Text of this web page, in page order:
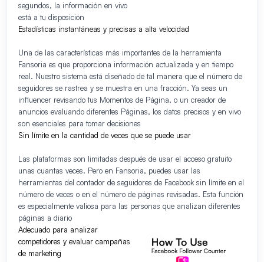
segundos, la información en vivo
está a tu disposición
Estadísticas instantáneas y precisas a alta velocidad
Una de las características más importantes de la herramienta
Fansoria es que proporciona información actualizada y en tiempo
real. Nuestro sistema está diseñado de tal manera que el número de
seguidores se rastrea y se muestra en una fracción. Ya seas un
influencer revisando tus Momentos de Página, o un creador de
anuncios evaluando diferentes Páginas, los datos precisos y en vivo
son esenciales para tomar decisiones
Sin límite en la cantidad de veces que se puede usar
Las plataformas son limitadas después de usar el acceso gratuito
unas cuantas veces. Pero en Fansoria, puedes usar las
herramientas del contador de seguidores de Facebook sin límite en el
número de veces o en el número de páginas revisadas. Esta función
es especialmente valiosa para las personas que analizan diferentes
páginas a diario
Adecuado para analizar
competidores y evaluar campañas
de marketing